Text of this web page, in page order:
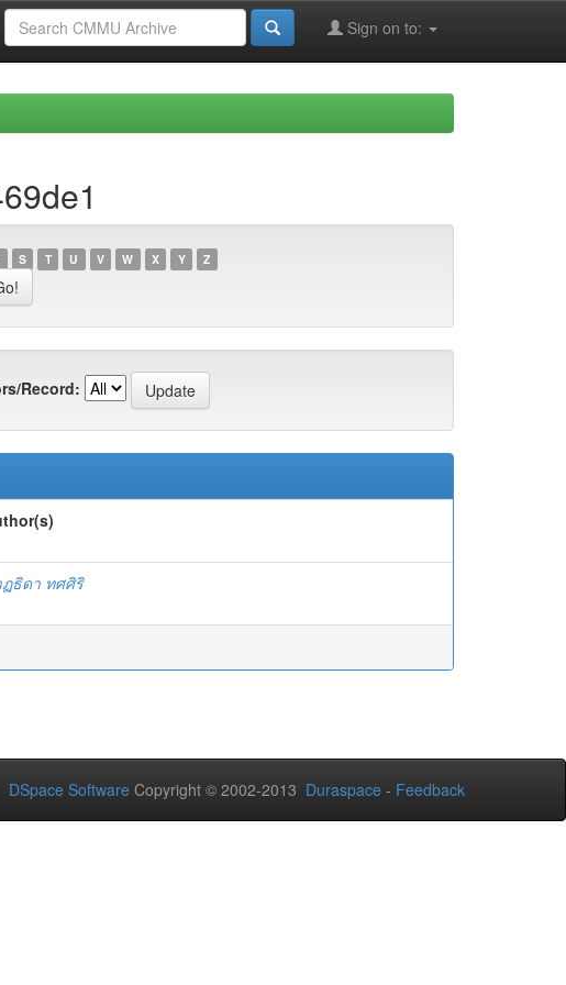
Sign on to:
S T U V W X Y Z
Record:
ธิดา ทศศิริ
DSpace Software Copyright © 2002-2013 Duraspace - Feedback